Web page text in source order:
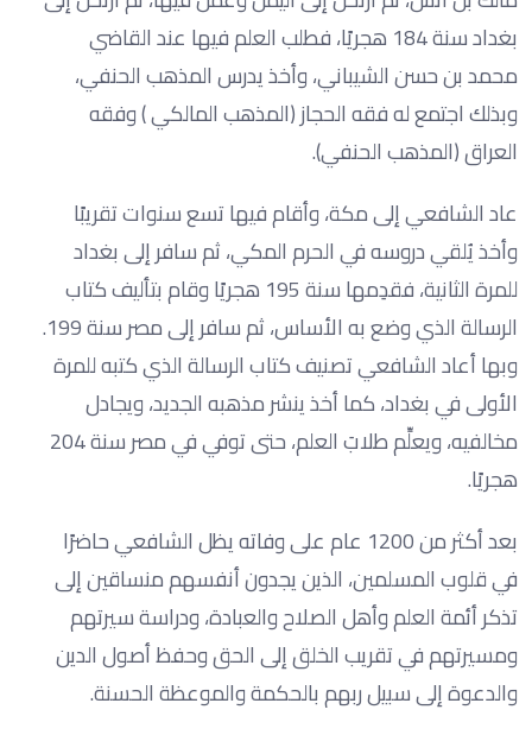
بغداد سنة 184 هجريًا، فطلب العلم فيها عند القاضي
محمد بن حسن الشيباني، وأخذ يدرس المذهب الحنفي،
وبذلك اجتمع له فقه الحجاز (المذهب المالكي ) وفقه
العراق (المذهب الحنفي).
عاد الشافعي إلى مكة، وأقام فيها تسع سنوات تقريبًا
وأخذ يُلقي دروسه في الحرم المكي، ثم سافر إلى بغداد
للمرة الثانية، فقدِمها سنة 195 هجريًا وقام بتأليف كتاب
الرسالة الذي وضع به الأساس، ثم سافر إلى مصر سنة 199.
وبها أعاد الشافعي تصنيف كتاب الرسالة الذي كتبه للمرة
الأولى في بغداد، كما أخذ ينشر مذهبه الجديد، ويجادل
مخالفيه، ويعلِّم طلابَ العلم، حتى توفي في مصر سنة 204
هجريًا.
بعد أكثر من 1200 عام على وفاته يظل الشافعي حاضرًا
في قلوب المسلمين، الذين يجدون أنفسهم منساقين إلى
تذكر أئمة العلم وأهل الصلاح والعبادة، ودراسة سيرتهم
ومسيرتهم في تقريب الخلق إلى الحق وحفظ أصول الدين
والدعوة إلى سبيل ربهم بالحكمة والموعظة الحسنة.